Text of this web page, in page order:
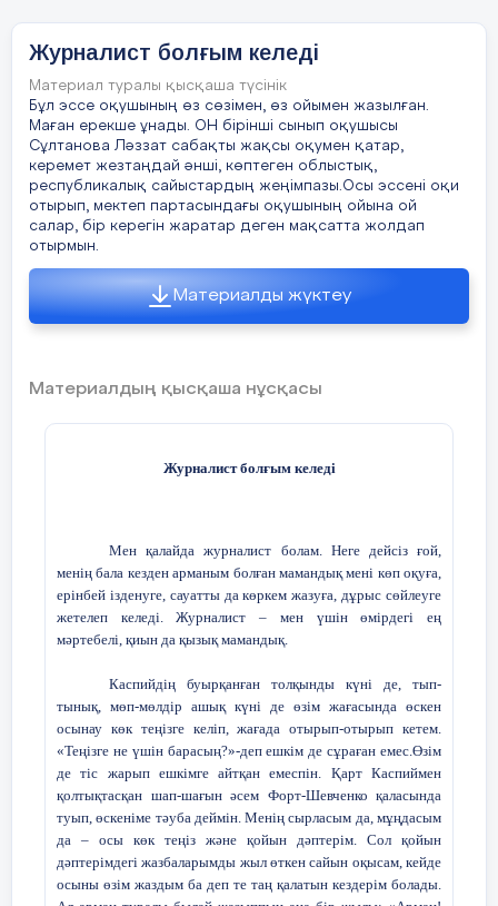
Журналисттік жол тек жазу емес,
зерттеу, сұхбат алу, ақпарат жинау арқылы
толық көрініс табады. Бұл сала ізденіс,
еңбекқорлық, табандылықты қажет етеді.
Сонымен қатар қазіргі журналист
заманауи технологияны меңгеруі тиіс.
Ақпарат тек газет-журнал арқылы емес,
радио, интернет сайттар мен әлеуметтік
желілер арқылы да таралады. Мен
болашақта тек мақала жазып қана қоймай,
подкаст жүргізіп, тікелей эфирге шығуды
да қалаймын. Қазірден бастап кітап оқып,
кеңейтетін жаңа әлем, ой өрісін
Кәсіби журналист оқиғаны
Сонымен бірге, әр тақырыпты терең
талдау арқылы адамдарға жаңа ой мен
маңызды ақпарат ұсынуды көздеймін. Бұл
жолда тек жазу емес, зерттеу, сұхбат
дағдыларым болады.
Менің ойымша, журналист тек ақпарат
таратушы ғана емес, қоғамдағы
өзгерістерге әсер ететін тұлға. Әр
материал, әр әңгіме адамдардың түсінігін
кеңейтіп, білім деңгейін көтеруі мүмкін.
Сол себептен болашақта мен өзімді тек
жазушы ретінде емес, сонымен қатар
Журналист болғым келеді
Материал туралы қысқаша түсінік
Бұл эссе оқушының өз сөзімен, өз ойымен жазылған.
Маған ерекше ұнады. ОН бірінші сынып оқушысы
Сұлтанова Ләззат сабақты жақсы оқумен қатар,
керемет жезтаңдай әнші, көптеген облыстық,
республикалық сайыстардың жеңімпазы.Осы эссені оқи
отырып, мектеп партасындағы оқушының ойына ой
салар, бір керегін жаратар деген мақсатта жолдап
отырмын.
Материалды жүктеу
Материалдың қысқаша нұсқасы
Журналист болғым келеді
Мен қалайда журналист болам. Неге дейсіз ғой,
менің бала кезден арманым болған мамандық мені көп оқуға,
ерінбей ізденуге, сауатты да көркем жазуға, дұрыс сөйлеуге
жетелеп келеді. Журналист – мен үшін өмірдегі ең
мәртебелі, қиын да қызық мамандық.
Каспийдің буырқанған толқынды күні де, тып-
тынық, мөп-мөлдір ашық күні де өзім жағасында өскен
осынау көк теңізге келіп, жағада отырып-отырып кетем.
«Теңізге не үшін барасың?»-деп ешкім де сұраған емес.Өзім
де тіс жарып ешкімге айтқан емеспін. Қарт Каспиймен
қолтықтасқан шап-шағын әсем Форт-Шевченко қаласында
туып, өскеніме тәуба деймін. Менің сырласым да, мұңдасым
да – осы көк теңіз және қойын дәптерім. Сол қойын
дәптерімдегі жазбаларымды жыл өткен сайын оқысам, кейде
осыны өзім жаздым ба деп те таң қалатын кездерім болады.